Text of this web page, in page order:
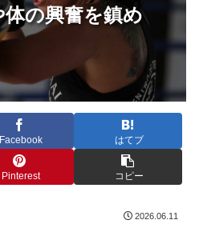
の興奮を鎮め
Facebook はてブ
Pinterest コピー
2026.06.11